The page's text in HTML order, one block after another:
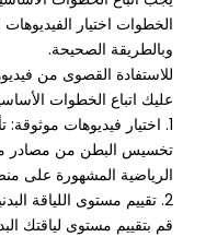
الخطوات اختيار
وبالطريقة الصحيحة.
للاستفادة القصوى من
عليك اتباع الخطوات
1. اختيار فيديوهات
تخسيس البطن من مصادر
الرياضية المشهورة على
2. تقييم مستوى اللياقة
قم بتقييم مستوى لياقتك